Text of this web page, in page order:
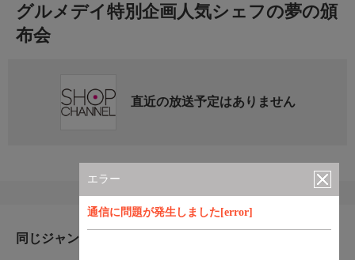
エラー
通信に問題が発生しました[error]
グルメデイ特別企画人気シェフの夢の頒
布会
直近の放送予定はありません
同じジャンルのおすすめ番組